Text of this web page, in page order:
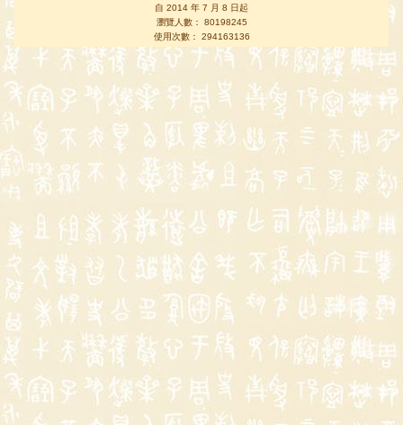
自 2014 年 7 月 8 日起
瀏覽人數： 80198245
使用次數： 294163136